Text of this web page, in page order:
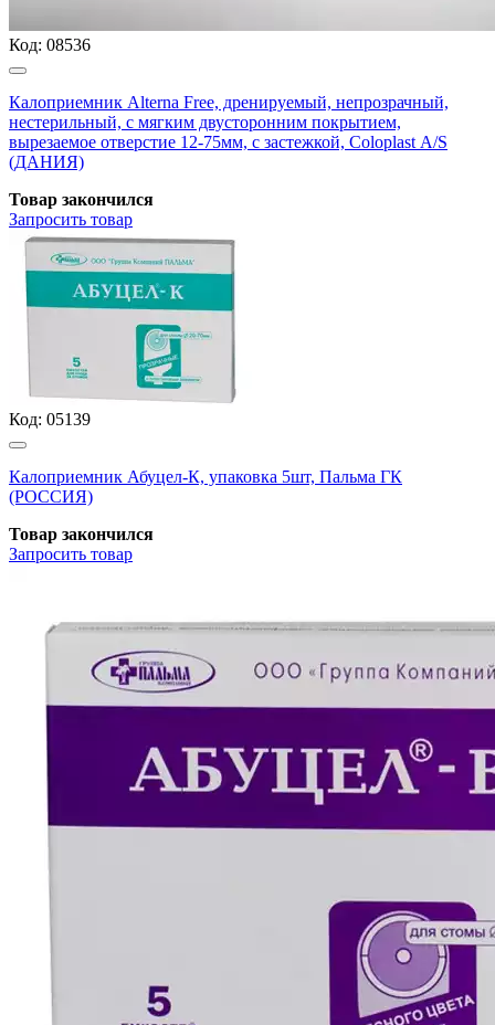
Код: 08536
Калоприемник Alterna Free, дренируемый, непрозрачный,
нестерильный, с мягким двусторонним покрытием,
вырезаемое отверстие 12-75мм, с застежкой, Coloplast А/S
(ДАНИЯ)
Товар закончился
Запросить товар
Код: 05139
Калоприемник Абуцел-К, упаковка 5шт, Пальма ГК
(РОССИЯ)
Товар закончился
Запросить товар